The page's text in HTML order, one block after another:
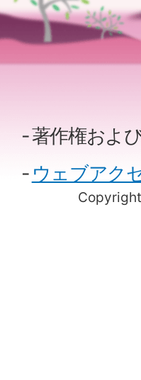
著作権およ
ウェブアク